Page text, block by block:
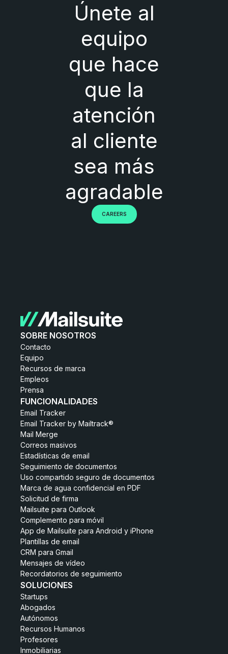
Únete al
equipo
que hace
que la
atención
al cliente
sea más
agradable
CAREERS
SOBRE NOSOTROS
Contacto
Equipo
Recursos de marca
Empleos
Prensa
FUNCIONALIDADES
Email Tracker
Email Tracker by Mailtrack®
Mail Merge
Correos masivos
Estadísticas de email
Seguimiento de documentos
Uso compartido seguro de documentos
Marca de agua confidencial en PDF
Solicitud de firma
Mailsuite para Outlook
Complemento para móvil
App de Mailsuite para Android y iPhone
Plantillas de email
CRM para Gmail
Mensajes de vídeo
Recordatorios de seguimiento
SOLUCIONES
Startups
Abogados
Autónomos
Recursos Humanos
Profesores
Inmobiliarias